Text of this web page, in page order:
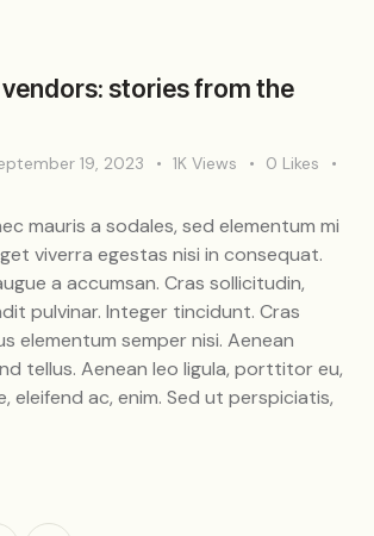
stories from the
19, 2023 1K Views 0 Likes
mauris a sodales, sed elementum mi
viverra egestas nisi in consequat.
a accumsan. Cras sollicitudin,
pulvinar. Integer tincidunt. Cras
elementum semper nisi. Aenean
tellus. Aenean leo ligula, porttitor eu,
eleifend ac, enim. Sed ut perspiciatis,